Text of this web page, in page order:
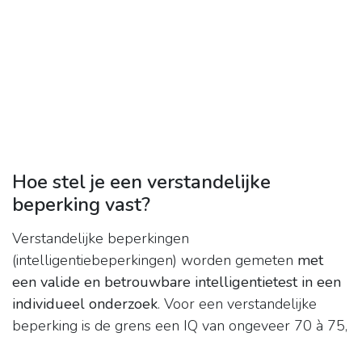
Hoe stel je een verstandelijke
beperking vast?
Verstandelijke beperkingen
(intelligentiebeperkingen) worden gemeten met
een valide en betrouwbare intelligentietest in een
individueel onderzoek. Voor een verstandelijke
beperking is de grens een IQ van ongeveer 70 à 75,